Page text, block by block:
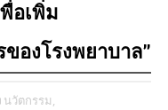
อเพิ่ม
องโรงพยาบาล”
นวัตกรรม,